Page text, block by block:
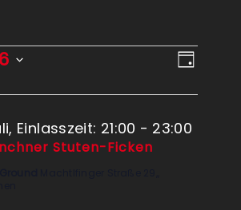
Ansichten-
Navigation
Tag
Stuten-Ficken
Einlasszeit: 21:00 - 23:00